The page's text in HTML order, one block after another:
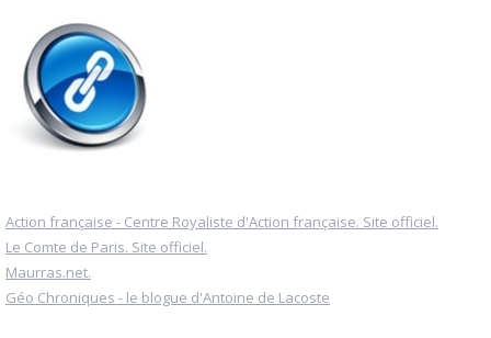
Action française - Centre Royaliste d'Action française. Site officiel.
Le Comte de Paris. Site officiel.
Maurras.net.
Géo Chroniques - le blogue d'Antoine de Lacoste